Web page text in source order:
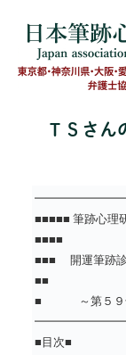
ＴＳさん
■■■■■ 筆跡心理
■■■■
■■■ 開運筆跡診
■■
■ ～第５９
■目次■